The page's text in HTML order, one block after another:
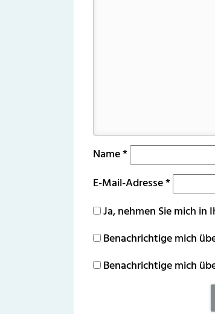
Name*
E-Mail-Adresse*
Ja, nehmen Sie mich in
Benachrichtige mich
Benachrichtige mich